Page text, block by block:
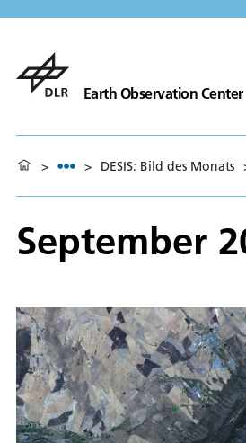
Earth Observation Center
> > DESIS: Bild des Monats
September